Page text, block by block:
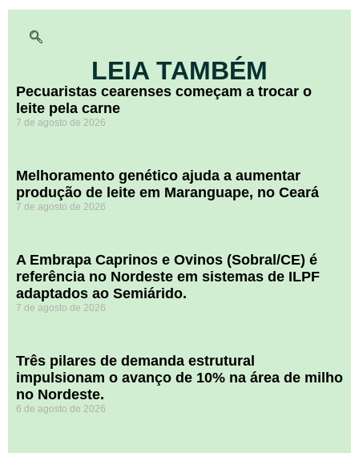
LEIA TAMBÉM
Pecuaristas cearenses começam a trocar o
leite pela carne
7 de agosto de 2026
Melhoramento genético ajuda a aumentar
produção de leite em Maranguape, no Ceará
7 de agosto de 2026
A Embrapa Caprinos e Ovinos (Sobral/CE) é
referência no Nordeste em sistemas de ILPF
adaptados ao Semiárido.
7 de agosto de 2026
​Três pilares de demanda estrutural
impulsionam o avanço de 10% na área de milho
no Nordeste.
6 de agosto de 2026